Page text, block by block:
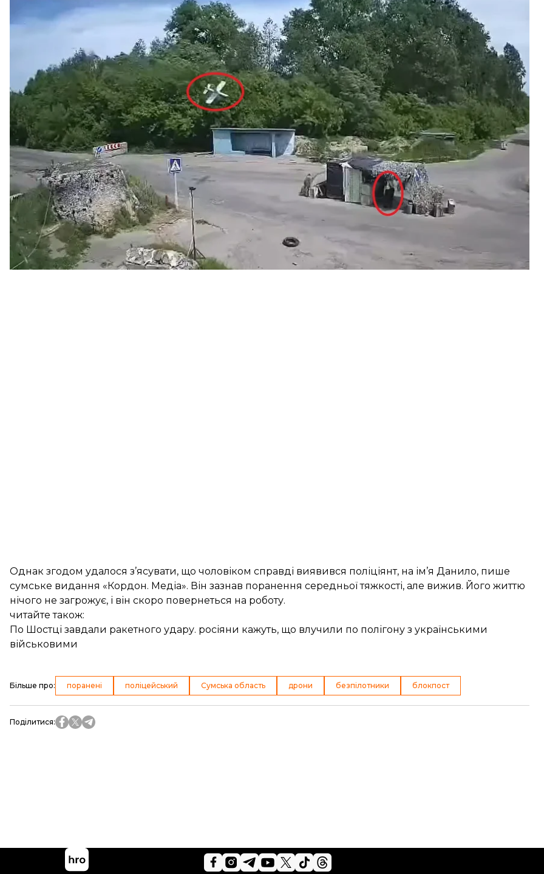
Скриншот
російський безпілотник «Ланцет» ударив по блокпосту в Сумській області, де тієї миті перебував
Відео влучання «ланцета» показав військовий Михайло Скляр.
На ньому видно, як російський дрон влітає у споруди в блокпості, під навісом яких цієї миті
перебуває людина в жовтому жилеті, схожому на той, який носять поліціянти.
У результаті приміщення було зруйновано, а от стан чоловіка з відео визначити не можна, бо воно
обривається.
Однак згодом удалося з’ясувати, що чоловіком справді виявився поліціянт, на ім’я Данило, пише
сумське видання «Кордон. Медіа». Він зазнав поранення середньої тяжкості, але вижив. Його життю
нічого не загрожує, і він скоро повернеться на роботу.
читайте також:
По Шостці завдали ракетного удару. росіяни кажуть, що влучили по полігону з українськими
військовими
Більше про: поранені поліцейський Сумська область дрони безпілотники блокпост
Поділитися: